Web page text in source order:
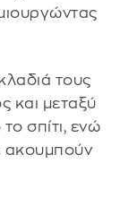
τους
και μεταξύ
σπίτι, ενώ
ακουμπούν